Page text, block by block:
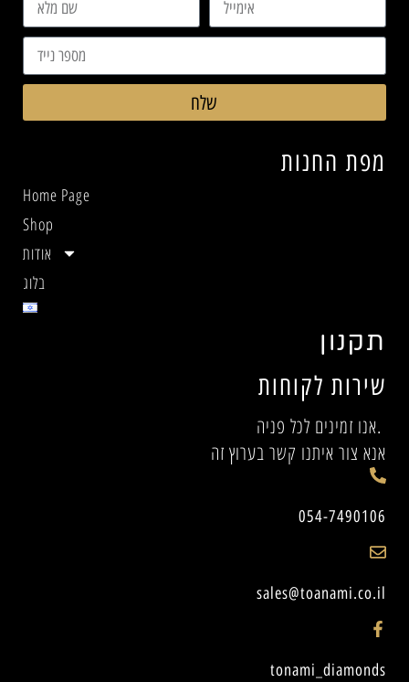
שירות לקוחות
אנו זמינים לכל פניה.
אנא צור איתנו קשר בערוץ זה
054-7490106
sales@toanami.co.il
tonami_diamonds
מפת החנות
Home Page
Shop
אודות
בלוג
תקנון
שלח